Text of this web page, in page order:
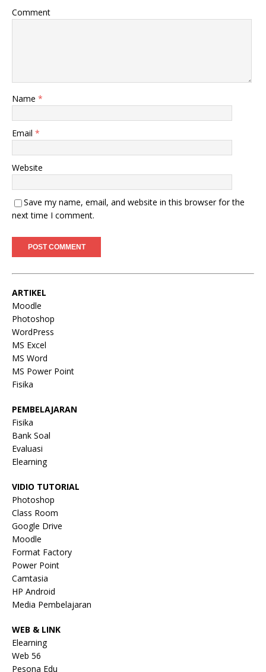
Comment
Name *
Email *
Website
Save my name, email, and website in this browser for the
next time I comment.
ARTIKEL
Moodle
Photoshop
WordPress
MS Excel
MS Word
MS Power Point
Fisika
PEMBELAJARAN
Fisika
Bank Soal
Evaluasi
Elearning
VIDIO TUTORIAL
Photoshop
Class Room
Google Drive
Moodle
Format Factory
Power Point
Camtasia
HP Android
Media Pembelajaran
WEB & LINK
Elearning
Web 56
Pesona Edu